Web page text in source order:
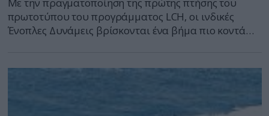
πρωτοτύπου του προγράμματος LCH, οι ινδικές
Ένοπλες Δυνάμεις βρίσκονται ένα βήμα πιο κοντά